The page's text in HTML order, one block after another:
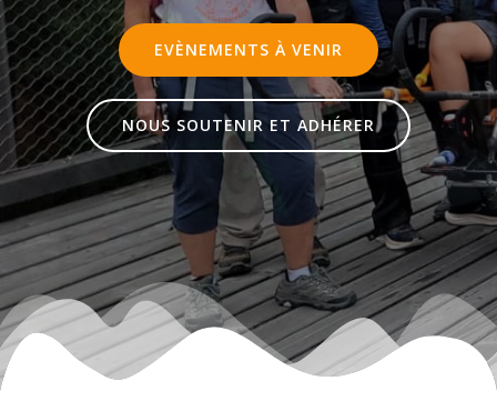
EVÈNEMENTS À VENIR
NOUS SOUTENIR ET ADHÉRER